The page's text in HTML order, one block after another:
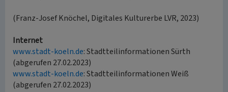
(Franz-Josef Knöchel, Digitales Kulturerbe LVR, 2023)
Internet
www.stadt-koeln.de: Stadtteilinformationen Sürth
(abgerufen 27.02.2023)
www.stadt-koeln.de: Stadtteilinformationen Weiß
(abgerufen 27.02.2023)